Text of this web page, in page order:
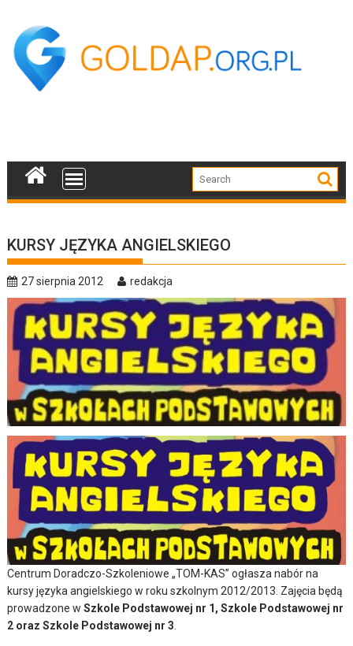
content
KURSY JĘZYKA ANGIELSKIEGO
27 sierpnia 2012 redakcja
Centrum Doradczo-Szkoleniowe „TOM-KAS” ogłasza nabór na
kursy języka angielskiego w roku szkolnym 2012/2013. Zajęcia będą
prowadzone wSzkole Podstawowej nr 1, Szkole Podstawowej nr
2 oraz Szkole Podstawowej nr 3